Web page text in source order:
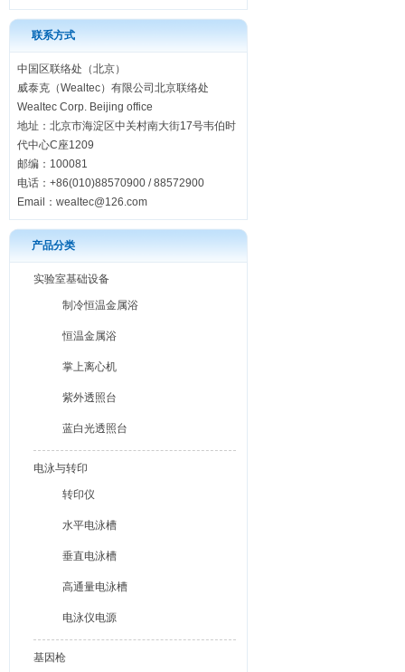
联系方式
中国区联络处（北京）
威泰克（Wealtec）有限公司北京联络处
Wealtec Corp. Beijing office
地址：北京市海淀区中关村南大街17号韦伯时
代中心C座1209
邮编：100081
电话：+86(010)88570900 / 88572900
Email： wealtec@126.com
产品分类
实验室基础设备
制冷恒温金属浴
恒温金属浴
掌上离心机
紫外透照台
蓝白光透照台
电泳与转印
转印仪
水平电泳槽
垂直电泳槽
高通量电泳槽
电泳仪电源
基因枪